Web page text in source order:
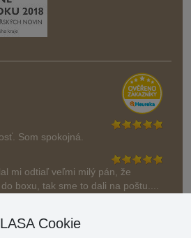
Som spokojná.
mi odtiaľ veľmi milý pán, že
boxu, tak sme to dali na poštu....
Cookie